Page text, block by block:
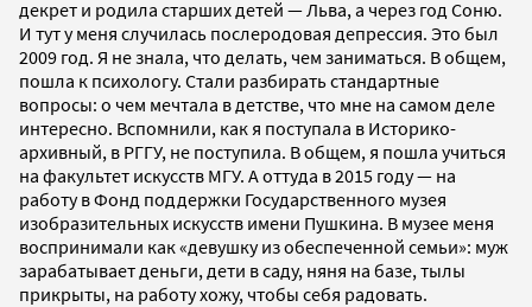
декрет и родила старших детей — Льва, а через год Соню.
И тут у меня случилась послеродовая депрессия. Это был
2009 год. Я не знала, что делать, чем заниматься. В общем,
пошла к психологу. Cтали разбирать стандартные
вопросы: о чем мечтала в детстве, что мне на самом деле
интересно. Вспомнили, как я поступала в Историко-
архивный, в РГГУ, не поступила. В общем, я пошла учиться
на факультет искусств МГУ. А оттуда в 2015 году — на
работу в Фонд поддержки Государственного музея
изобразительных искусств имени Пушкина. В музее меня
воспринимали как «девушку из обеспеченной семьи»: муж
зарабатывает деньги, дети в саду, няня на базе, тылы
прикрыты, на работу хожу, чтобы себя радовать.